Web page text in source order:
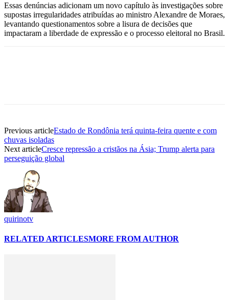
Essas denúncias adicionam um novo capítulo às investigações sobre
supostas irregularidades atribuídas ao ministro Alexandre de Moraes,
levantando questionamentos sobre a lisura de decisões que
impactaram a liberdade de expressão e o processo eleitoral no Brasil.
Previous articleEstado de Rondônia terá quinta-feira quente e com
chuvas isoladas
Next articleCresce repressão a cristãos na Ásia; Trump alerta para
perseguição global
quirinotv
RELATED ARTICLESMORE FROM AUTHOR